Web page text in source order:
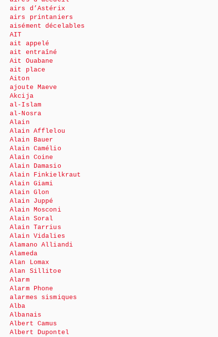
airs d’Astérix
airs printaniers
aisément décelables
AIT
ait appelé
ait entraîné
Ait Ouabane
ait place
Aiton
ajoute Maeve
Akcija
al-Islam
al-Nosra
Alain
Alain Afflelou
Alain Bauer
Alain Camélio
Alain Coine
Alain Damasio
Alain Finkielkraut
Alain Giami
Alain Glon
Alain Juppé
Alain Mosconi
Alain Soral
Alain Tarrius
Alain Vidalies
Alamano Alliandi
Alameda
Alan Lomax
Alan Sillitoe
Alarm
Alarm Phone
alarmes sismiques
Alba
Albanais
Albert Camus
Albert Dupontel